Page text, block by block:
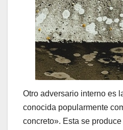
Otro adversario interno es
conocida popularmente
concreto». Esta se